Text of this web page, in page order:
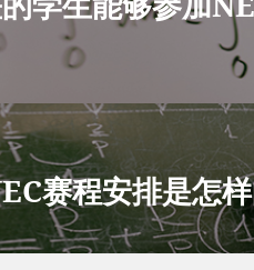
赛程安排是怎